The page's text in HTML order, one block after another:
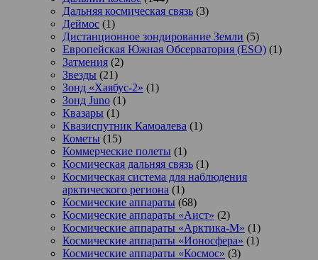
Дальняя космическая связь (3)
Деймос (1)
Дистанционное зондирование Земли (5)
Европейская Южная Обсерватория (ESO) (1)
Затмения (2)
Звезды (21)
Зонд «Хаябус-2» (1)
Зонд Juno (1)
Квазары (1)
Квазиспутник Камоалева (1)
Кометы (15)
Коммерческие полеты (1)
Космическая дальняя связь (1)
Космическая система для наблюдения
арктического региона (1)
Космические аппараты (68)
Космические аппараты «Аист» (2)
Космические аппараты «Арктика-М» (1)
Космические аппараты «Ионосфера» (1)
Космические аппараты «Космос» (3)